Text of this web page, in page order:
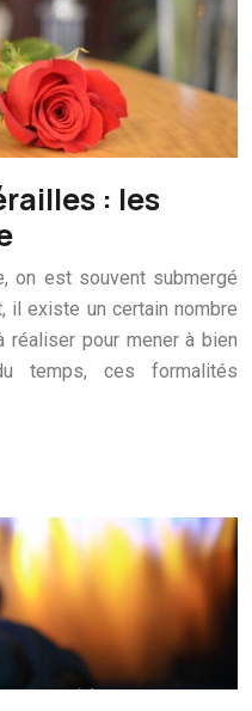
: les
on est souvent submergé
il existe un certain nombre
réaliser pour mener à bien
temps, ces formalités